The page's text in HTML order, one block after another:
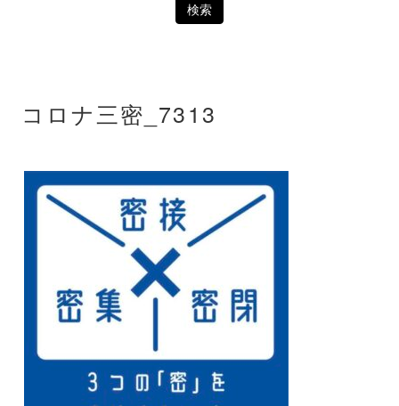
コロナ三密_7313